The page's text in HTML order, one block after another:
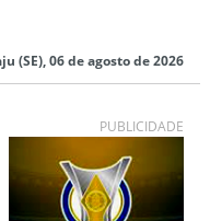
(SE), 06 de agosto de 2026
PUBLICIDADE